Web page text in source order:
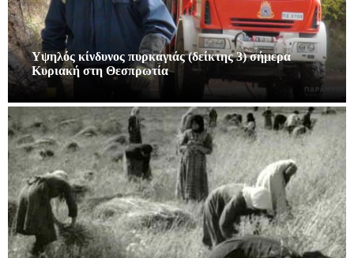
Υψηλός κίνδυνος πυρκαγιάς (δείκτης 3) σήμερα
Κυριακή στη Θεσπρωτία